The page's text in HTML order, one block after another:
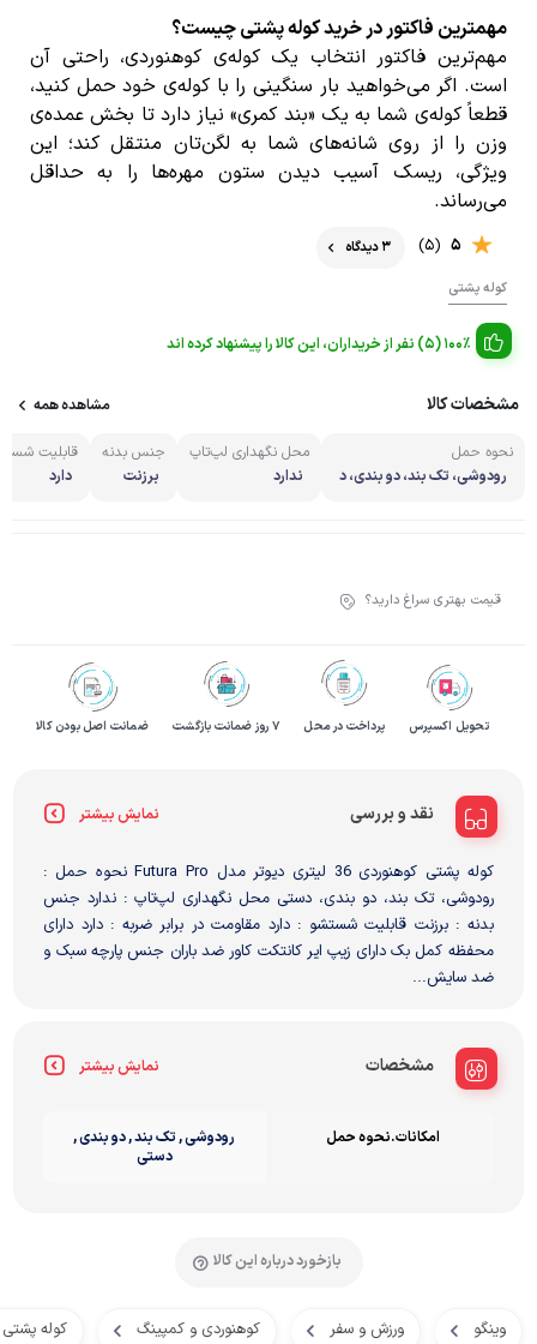
مهمترین فاکتور در خرید کوله پشتی چیست؟
مهم‌ترین فاکتور انتخاب یک کوله‌ی کوهنوردی، راحتی آن
است. اگر می‌خواهید بار سنگینی را با کوله‌ی خود حمل کنید،
قطعاً کوله‌ی شما به یک «بند کمری» نیاز دارد تا بخش عمده‌ی
وزن را از روی شانه‌های شما به لگن‌تان منتقل کند؛ این
ویژگی، ریسک آسیب دیدن ستون مهره‌ها‌ را به حداقل
می‌رساند.
5
(5)
3 دیدگاه
کوله پشتی
100% (5) نفر از خریداران، این کالا را پیشنهاد کرده اند
مشخصات کالا مشاهده همه
نحوه حمل
رودوشی، تک بند، دو بندی، د
محل نگهداری لپ‌تاپ
ندارد
جنس بدنه
برزنت
قابلیت
دارد
قیمت بهتری سراغ دارید؟
تحویل اکسپرس پرداخت در محل ۷ روز ضمانت بازگشت ضمانت اصل بودن کالا
نقد و بررسی نمایش بیشتر
کوله‌ پشتی‌ کوهنوردی 36 لیتری‌ دیوتر‌ مدل Futura Pro نحوه حمل :
رودوشی، تک بند، دو بندی، دستی محل نگهداری لپ‌تاپ : ندارد جنس
بدنه : برزنت قابلیت شستشو : دارد مقاومت در برابر ضربه : دارد دارای
محفظه کمل بک دارای زیپ ایر کانتکت کاور ضد باران جنس پارچه سبک و
ضد سایش...
مشخصات نمایش بیشتر
امکانات.نحوه حمل
رودوشی , تک بند , دو بندی ,
دستی
بازخورد درباره این کالا
وینگو ورزش و سفر کوهنوردی و کمپینگ کوله پشتی